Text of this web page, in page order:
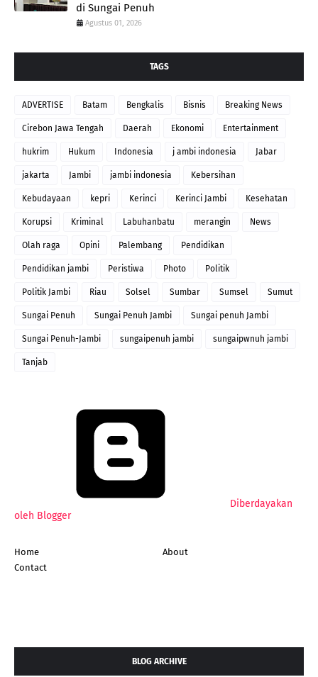
di Sungai Penuh
Agustus 01, 2026
TAGS
ADVERTISE Batam Bengkalis Bisnis Breaking News
Cirebon Jawa Tengah Daerah Ekonomi Entertainment
hukrim Hukum Indonesia j ambi indonesia Jabar
jakarta Jambi jambi indonesia Kebersihan
Kebudayaan kepri Kerinci Kerinci Jambi Kesehatan
Korupsi Kriminal Labuhanbatu merangin News
Olah raga Opini Palembang Pendidikan
Pendidikan jambi Peristiwa Photo Politik
Politik Jambi Riau Solsel Sumbar Sumsel Sumut
Sungai Penuh Sungai Penuh Jambi Sungai penuh Jambi
Sungai Penuh-Jambi sungaipenuh jambi sungaipwnuh jambi
Tanjab
Diberdayakan
oleh Blogger
Home
About
Contact
BLOG ARCHIVE